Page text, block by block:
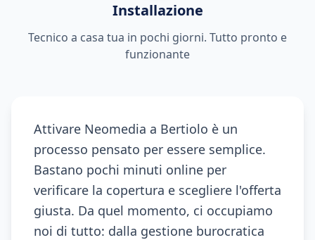
Installazione
Tecnico a casa tua in pochi giorni. Tutto pronto e
funzionante
Attivare Neomedia a Bertiolo è un
processo pensato per essere semplice.
Bastano pochi minuti online per
verificare la copertura e scegliere l'offerta
giusta. Da quel momento, ci occupiamo
noi di tutto: dalla gestione burocratica